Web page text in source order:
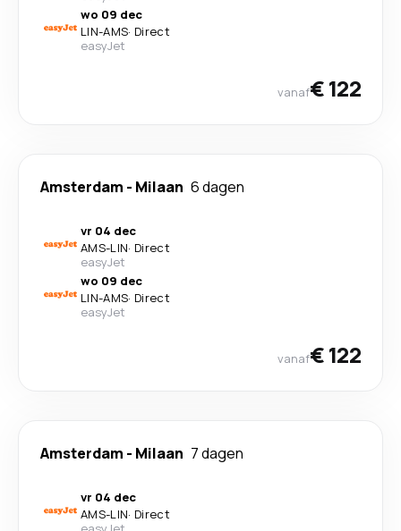
wo 09 dec
LIN-AMS· Direct
easyJet
vanaf€ 122
Amsterdam - Milaan 6 dagen
vr 04 dec
AMS-LIN· Direct
easyJet
wo 09 dec
LIN-AMS· Direct
easyJet
vanaf€ 122
Amsterdam - Milaan 7 dagen
vr 04 dec
AMS-LIN· Direct